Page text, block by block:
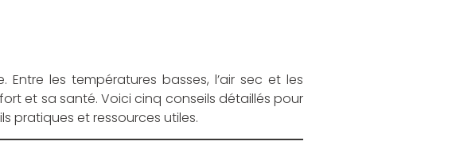
les températures basses, l’air sec et les
et sa santé. Voici cinq conseils détaillés pour
pratiques et ressources utiles.